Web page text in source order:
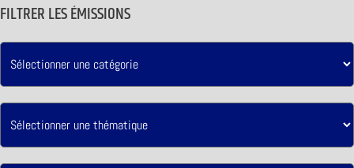
FILTRER LES ÉMISSIONS